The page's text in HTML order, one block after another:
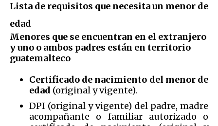
Lista de requisitos que necesita un menor de
edad
Menores que se encuentran en el extranjero
y uno o ambos padres están en territorio
guatemalteco
Certificado de nacimiento del menor de
edad (original y vigente).
DPI (original y vigente) del padre, madre
acompañante o familiar autorizado o